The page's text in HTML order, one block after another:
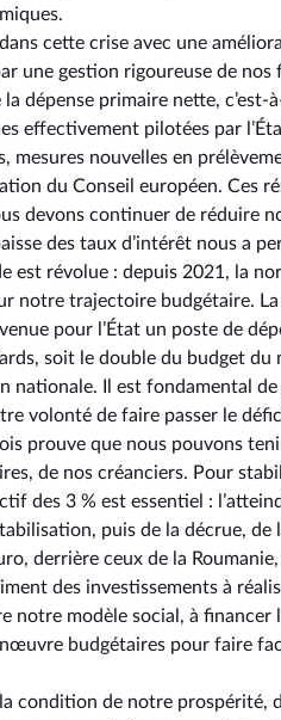
cette crise avec une
une gestion rigoureuse de
dépense primaire nette,
effectivement pilotées par
nouvelles en
du Conseil européen. Ces
devons continuer de réduire
des taux d’intérêt nous a
est révolue : depuis 2021, la
notre trajectoire budgétaire.
pour l’État un poste de
soit le double du budget du
nationale. Il est fondamental
volonté de faire passer le
prouve que nous pouvons
de nos créanciers. Pour
des 3 % est essentiel :
puis de la décrue,
derrière ceux de la
des investissements à
notre modèle social, à
budgétaires pour faire
condition de notre prospérité,